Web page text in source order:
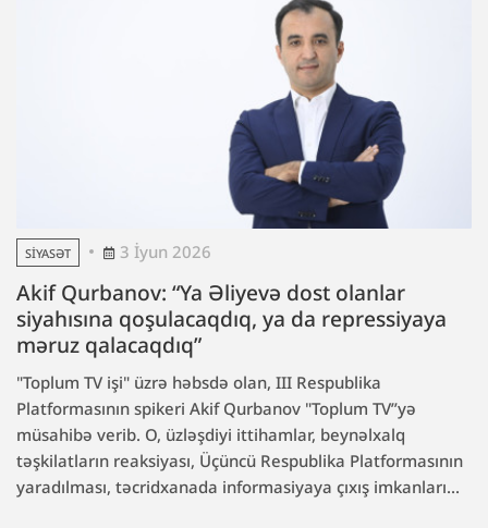
SIYASƏT 3 İyun 2026
Akif Qurbanov: “Ya Əliyevə dost olanlar
siyahısına qoşulacaqdıq, ya da repressiyaya
məruz qalacaqdıq”
"Toplum TV işi" üzrə həbsdə olan, III Respublika
Platformasının spikeri Akif Qurbanov "Toplum TV”yə
müsahibə verib. O, üzləşdiyi ittihamlar, beynəlxalq
təşkilatların reaksiyası, Üçüncü Respublika Platformasının
yaradılması, təcridxanada informasiyaya çıxış imkanları...